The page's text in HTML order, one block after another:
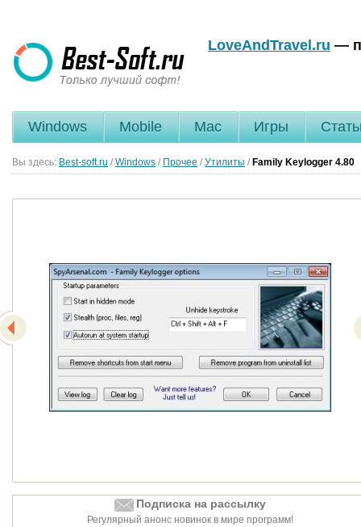
LoveAndTravel.ru —
Windows Mobile Mac Игры
Вы здесь: Best-soft.ru / Windows / Прочее / Утилиты / Family Keylogger 4.80
Подписка на рассылку
Регулярный анонс новинок в мире программ!